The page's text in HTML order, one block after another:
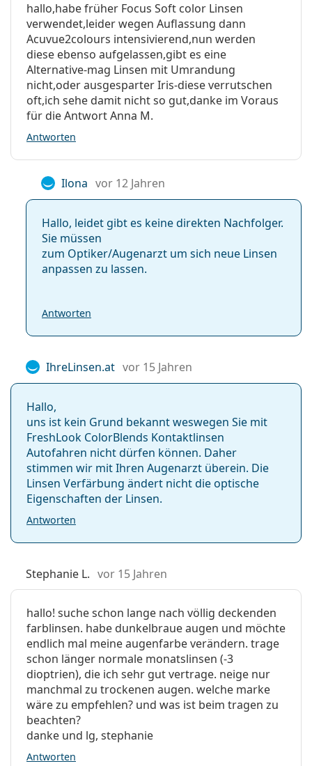
hallo,habe früher Focus Soft color Linsen
verwendet,leider wegen Auflassung dann
Acuvue2colours intensivierend,nun werden
diese ebenso aufgelassen,gibt es eine
Alternative-mag Linsen mit Umrandung
nicht,oder ausgesparter Iris-diese verrutschen
oft,ich sehe damit nicht so gut,danke im Voraus
für die Antwort Anna M.
Antworten
Ilona vor 12 Jahren
Hallo, leidet gibt es keine direkten Nachfolger.
Sie müssen
zum Optiker/Augenarzt um sich neue Linsen
anpassen zu lassen.
Antworten
IhreLinsen.at vor 15 Jahren
Hallo,
uns ist kein Grund bekannt weswegen Sie mit
FreshLook ColorBlends Kontaktlinsen
Autofahren nicht dürfen können. Daher
stimmen wir mit Ihren Augenarzt überein. Die
Linsen Verfärbung ändert nicht die optische
Eigenschaften der Linsen.
Antworten
Stephanie L. vor 15 Jahren
hallo! suche schon lange nach völlig deckenden
farblinsen. habe dunkelbraue augen und möchte
endlich mal meine augenfarbe verändern. trage
schon länger normale monatslinsen (-3
dioptrien), die ich sehr gut vertrage. neige nur
manchmal zu trockenen augen. welche marke
wäre zu empfehlen? und was ist beim tragen zu
beachten?
danke und lg, stephanie
Antworten